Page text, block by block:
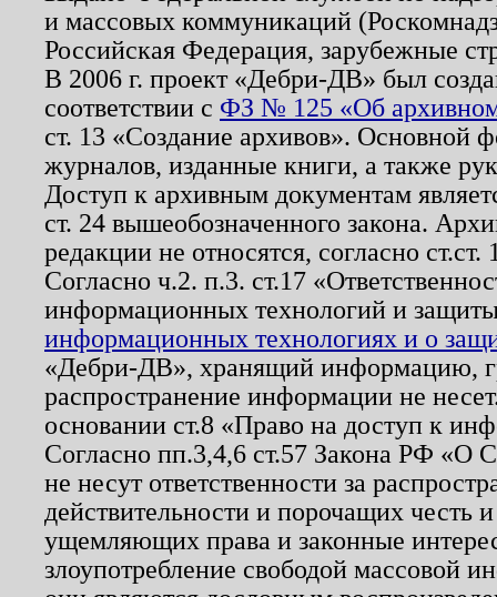
и массовых коммуникаций
Российская Федерация, зарубежные
В 2006 г. проект «Дебри-ДВ» был
соответствии с ФЗ № 125 «Об
ст. 13 «Создание архивов». Основной
журналов, изданные книги, а также
Доступ к архивным документам
ст. 24 вышеобозначенного закона.
редакции не относятся, согласно
Согласно ч.2. п.3. ст.17
информационных технологий и
информационных технологиях и о
«Дебри-ДВ», хранящий информацию,
распространение информации не
основании ст.8 «Право на доступ к
Согласно пп.3,4,6 ст.57 Закона РФ «О
не несут ответственности за
действительности и порочащих честь
ущемляющих права и законные
злоупотребление свободой массовой